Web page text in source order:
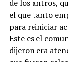
de los antros,
el que tanto
para reiniciar
Este es el
dijeron era